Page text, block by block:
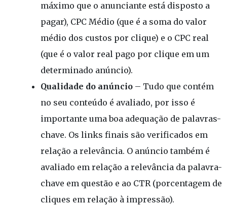
máximo que o anunciante está disposto a
pagar), CPC Médio (que é a soma do valor
médio dos custos por clique) e o CPC real
(que é o valor real pago por clique em um
determinado anúncio).
Qualidade do anúncio – Tudo que contém
no seu conteúdo é avaliado, por isso é
importante uma boa adequação de palavras-
chave. Os links finais são verificados em
relação a relevância. O anúncio também é
avaliado em relação a relevância da palavra-
chave em questão e ao CTR (porcentagem de
cliques em relação à impressão).